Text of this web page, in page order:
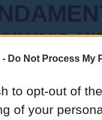
- Do Not Process My
to opt-out of
of your